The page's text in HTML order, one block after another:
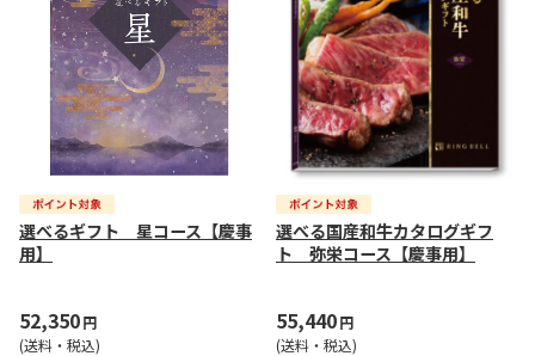
選べるギフト 星コース【慶事
用】
52,350円
(送料・税込)
選べる国産和牛カタログギフ
ト 弥栄コース【慶事用】
55,440円
(送料・税込)